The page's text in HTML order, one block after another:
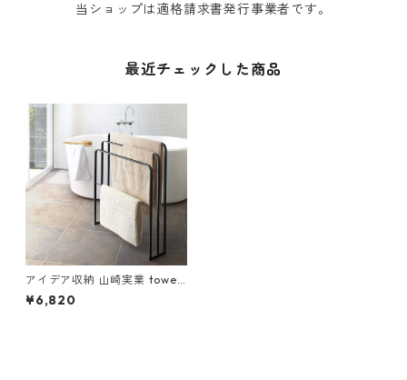
当ショップは適格請求書発行事業者です。
最近チェックした商品
アイデア収納 山崎実業 tower
タワー 横から掛けられるバス
タオルハンガー3連 ブラック
¥6,820